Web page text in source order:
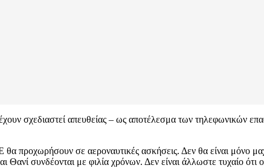
σχεδιαστεί απευθείας – ως αποτέλεσμα των
προχωρήσουν σε αεροναυτικές ασκήσεις. Δεν θα είναι μόνο
συνδέονται με φιλία χρόνων. Δεν είναι άλλωστε τυχαίο